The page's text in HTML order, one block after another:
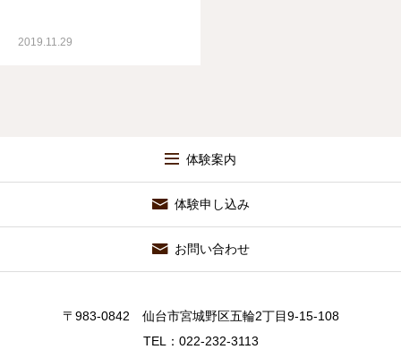
2019.11.29
体験案内
体験申し込み
お問い合わせ
〒983-0842 仙台市宮城野区五輪2丁目9-15-108
TEL：022-232-3113